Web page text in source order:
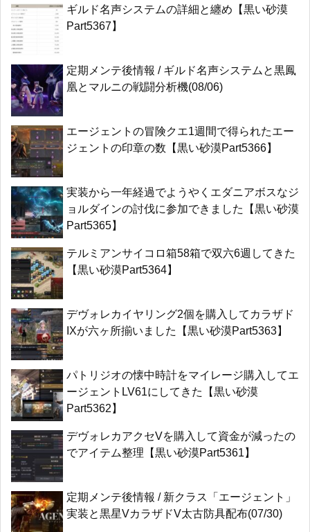
ギルド名声システムの詳細と纏め【黒い砂漠
Part5367】
定期メンテ後情報 / ギルド名声システムと黒鳳
凰とマルニの戦闘分析機(08/06)
エージェントの冒険クエ1週間で得られたエー
ジェントの印章の数【黒い砂漠Part5366】
実装から一年経過でようやくエダニアボスなジ
ョルダインの討伐に参加できました【黒い砂漠
Part5365】
テルミアンサイコロ箱58箱で双六6週してきた
【黒い砂漠Part5364】
デヴォレカイヤリング2個を購入してカラザド
IXが六ヶ所揃いました【黒い砂漠Part5363】
パトリジオの懐中時計をマイレージ購入してエ
ージェントLV61にしてきた【黒い砂漠
Part5362】
デヴォレカアクセVを購入して資金が減ったの
でアイテム整理【黒い砂漠Part5361】
定期メンテ後情報 / 新クラス「エージェント」
実装と黒星VカラザドV太古防具配布(07/30)